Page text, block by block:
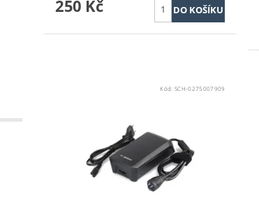
250 Kč
Kód: SCH-0275007909